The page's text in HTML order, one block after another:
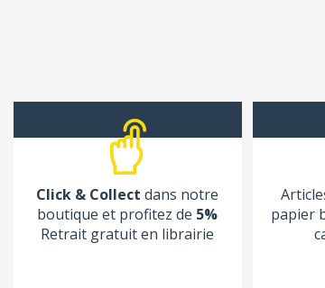
Click & Collect dans notre
boutique et profitez de 5%
Retrait gratuit en librairie
papier